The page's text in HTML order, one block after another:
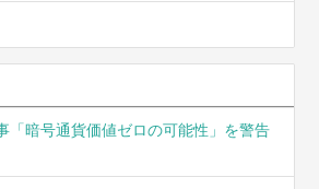
「暗号通貨価値ゼロの可能性」を警告